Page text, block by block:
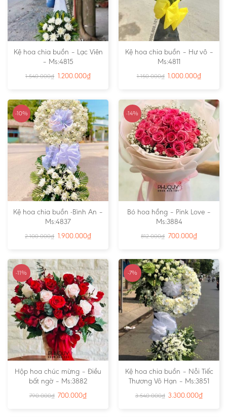
Kệ hoa chia buồn – Lạc Viên
– Ms:4815
1.540.000₫ 1.200.000₫
Kệ hoa chia buồn – Hư vô –
Ms:4811
1.150.000₫ 1.000.000₫
-10%
Kệ hoa chia buồn -Bình An –
Ms:4837
2.100.000₫ 1.900.000₫
-14%
Bó hoa hồng – Pink Love –
Ms:3884
812.000₫ 700.000₫
-11%
Hộp hoa chúc mừng – Điều
bất ngờ – Ms:3882
790.000₫ 700.000₫
-7%
Kệ hoa chia buồn – Nỗi Tiếc
Thương Vô Hạn – Ms:3851
3.540.000₫ 3.300.000₫